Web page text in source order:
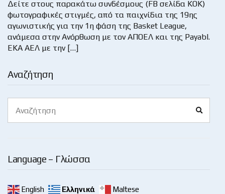
Αναζήτηση
for:
Language – Γλώσσα
English Ελληνικά Maltese
Δείτε στους παρακάτω συνδέσμους (FB σελίδα ΚΟΚ)
φωτογραφικές στιγμές, από τα παιχνίδια της 19ης
αγωνιστικής για την 1η φάση της Basket League,
ανάμεσα στην Ανόρθωση με τον ΑΠΟΕΛ και της Payabl.
EKA ΑΕΛ με την […]